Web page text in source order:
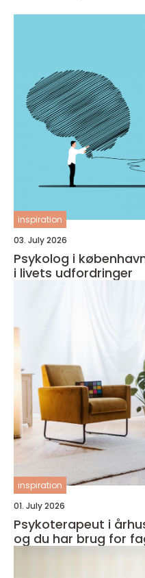
inspiration
03. July 2026
Psykolog i
i livets udfordringer
inspiration
01. July 2026
Psykoterapeut i århus når hverdagen
og du har brug for